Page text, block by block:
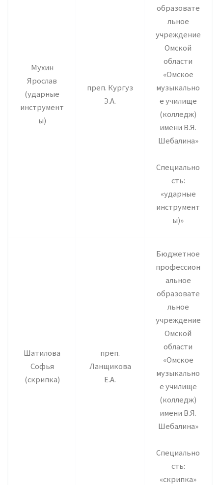
Мухин
Ярослав
(ударные
инструмент
ы)
преп. Кургуз
Э.А.
образовате
льное
учреждение
Омской
области
«Омское
музыкально
е училище
(колледж)
имени В.Я.
Шебалина»
Специально
сть:
«ударные
инструмент
ы)»
Шатилова
Софья
(скрипка)
преп.
Ланщикова
Е.А.
Бюджетное
профессион
альное
образовате
льное
учреждение
Омской
области
«Омское
музыкально
е училище
(колледж)
имени В.Я.
Шебалина»
Специально
сть:
«скрипка»